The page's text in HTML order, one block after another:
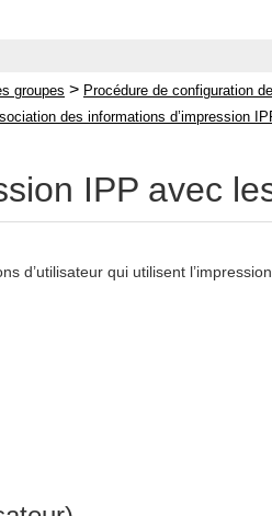
groupes > Procédure de configuration
des informations d’impression
IPP avec
d’utilisateur qui utilisent